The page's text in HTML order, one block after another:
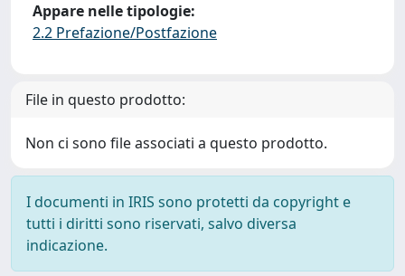
Appare nelle tipologie:
2.2 Prefazione/Postfazione
File in questo prodotto:
Non ci sono file associati a questo prodotto.
I documenti in IRIS sono protetti da copyright e
tutti i diritti sono riservati, salvo diversa
indicazione.